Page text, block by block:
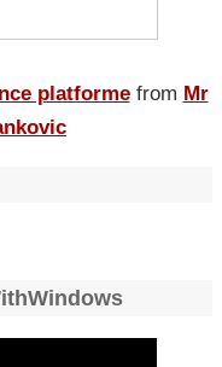
platforme from Mr